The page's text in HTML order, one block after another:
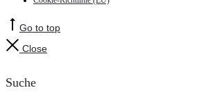
Go to top
Close
Suche